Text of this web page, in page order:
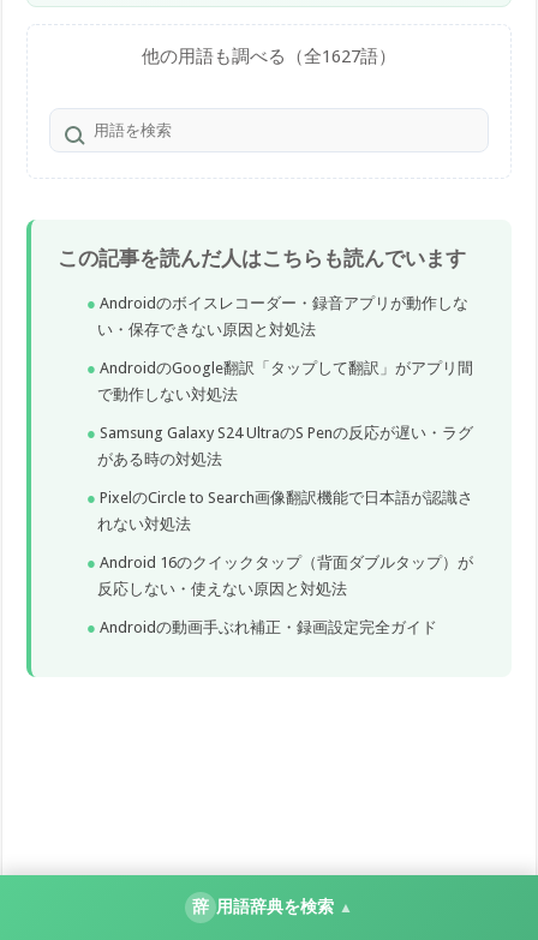
他の用語も調べる（全1627語）
この記事を読んだ人はこちらも読んでいます
Androidのボイスレコーダー・録音アプリが動作しな
い・保存できない原因と対処法
AndroidのGoogle翻訳「タップして翻訳」がアプリ間
で動作しない対処法
Samsung Galaxy S24 UltraのS Penの反応が遅い・ラグ
がある時の対処法
PixelのCircle to Search画像翻訳機能で日本語が認識さ
れない対処法
Android 16のクイックタップ（背面ダブルタップ）が
反応しない・使えない原因と対処法
Androidの動画手ぶれ補正・録画設定完全ガイド
辞 用語辞典を検索 ▲